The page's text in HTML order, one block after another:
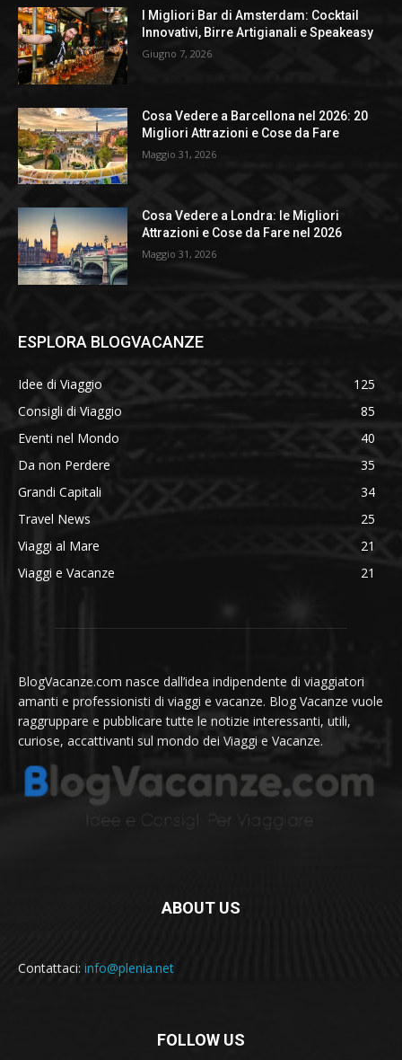
I Migliori Bar di Amsterdam: Cocktail
Innovativi, Birre Artigianali e Speakeasy
Giugno 7, 2026
Cosa Vedere a Barcellona nel 2026: 20
Migliori Attrazioni e Cose da Fare
Maggio 31, 2026
Cosa Vedere a Londra: le Migliori
Attrazioni e Cose da Fare nel 2026
Maggio 31, 2026
ESPLORA BLOGVACANZE
Idee di Viaggio
125
Consigli di Viaggio
85
Eventi nel Mondo
40
Da non Perdere
35
Grandi Capitali
34
Travel News
25
Viaggi al Mare
21
Viaggi e Vacanze
21
BlogVacanze.com nasce dall’idea indipendente di viaggiatori
amanti e professionisti di viaggi e vacanze. Blog Vacanze vuole
raggruppare e pubblicare tutte le notizie interessanti, utili,
curiose, accattivanti sul mondo dei Viaggi e Vacanze.
ABOUT US
Contattaci: info@plenia.net
FOLLOW US